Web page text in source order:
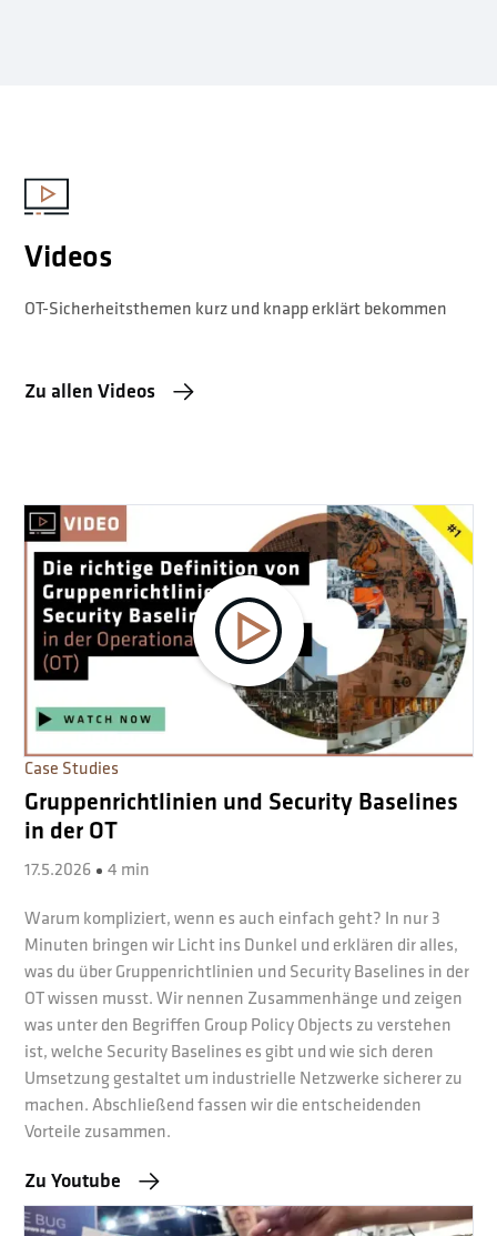
Videos
OT-Sicherheitsthemen kurz und knapp erklärt bekommen
Zu allen Videos
Case Studies
Gruppenrichtlinien und Security Baselines
in der OT
17.5.2026 4 min
Warum kompliziert, wenn es auch einfach geht? In nur 3
Minuten bringen wir Licht ins Dunkel und erklären dir alles,
was du über Gruppenrichtlinien und Security Baselines in der
OT wissen musst. Wir nennen Zusammenhänge und zeigen
was unter den Begriffen Group Policy Objects zu verstehen
ist, welche Security Baselines es gibt und wie sich deren
Umsetzung gestaltet um industrielle Netzwerke sicherer zu
machen. Abschließend fassen wir die entscheidenden
Vorteile zusammen.
Zu Youtube